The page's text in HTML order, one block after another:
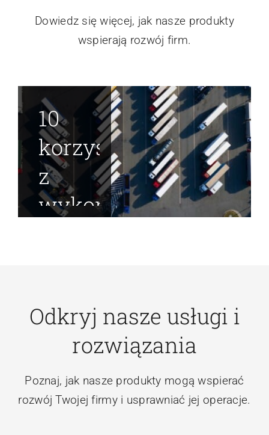
Dowiedz się więcej, jak nasze produkty
wspierają rozwój firm.
10
korzyści
z
wykorzystania
Dowiedz
się, czym
awizacja
pojazdów,
Odkryj nasze usługi i
rozwiązania
Poznaj, jak nasze produkty mogą wspierać
rozwój Twojej firmy i usprawniać jej operacje.